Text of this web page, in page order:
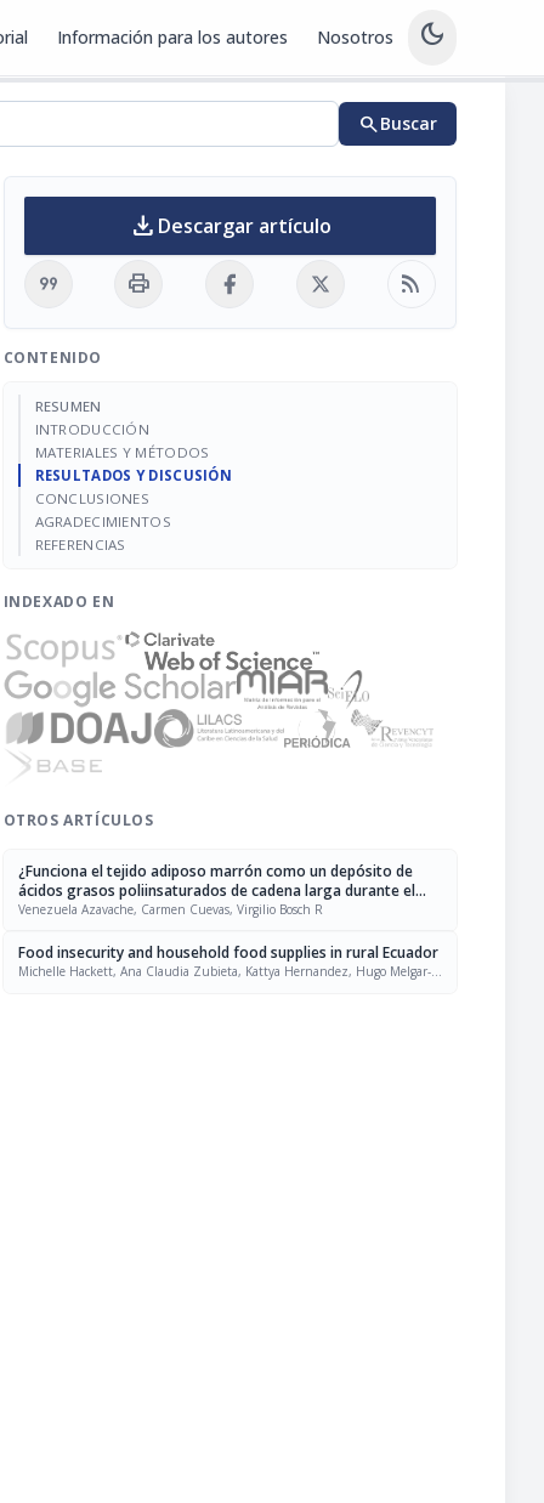
Información para los autores Nosotros dark_mode
searchBuscar
download Descargar artículo
format_quote print rss_feed
CONTENIDO
RESUMEN
INTRODUCCIÓN
MATERIALES Y MÉTODOS
RESULTADOS Y DISCUSIÓN
CONCLUSIONES
AGRADECIMIENTOS
REFERENCIAS
INDEXADO EN
OTROS ARTÍCULOS
¿Funciona el tejido adiposo marrón como un depósito de
ácidos grasos poliinsaturados de cadena larga durante el
desarrollo postnatal del cerebro?
Venezuela Azavache, Carmen Cuevas, Virgilio Bosch R
Food insecurity and household food supplies in rural Ecuador
Michelle Hackett, Ana Claudia Zubieta, Kattya Hernandez, Hugo Melgar-